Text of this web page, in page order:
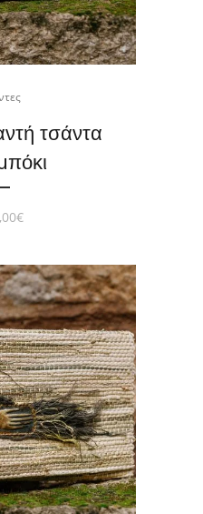
τσάντα
€